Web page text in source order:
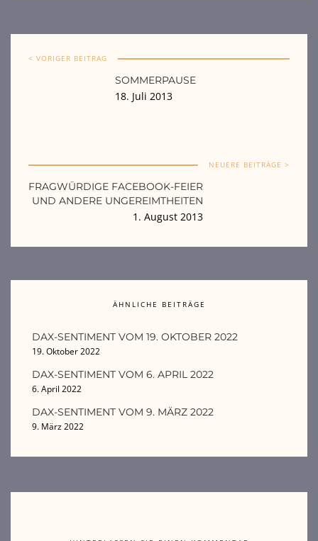
< VORIGER BEITRAG
SOMMERPAUSE
18. Juli 2013
NEUERE BEITRÄGE >
FRAGWÜRDIGE FACEBOOK-FEIER
UND ANDERE UNGEREIMTHEITEN
1. August 2013
ÄHNLICHE BEITRÄGE
DAX-SENTIMENT VOM 19. OKTOBER 2022
19. Oktober 2022
DAX-SENTIMENT VOM 6. APRIL 2022
6. April 2022
DAX-SENTIMENT VOM 9. MÄRZ 2022
9. März 2022